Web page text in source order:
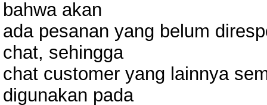
bahwa akan
ada pesanan yang belum
chat, sehingga
chat customer yang lainnya
digunakan pada